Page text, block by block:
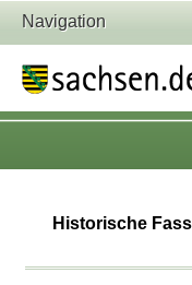
Navigation
Historische